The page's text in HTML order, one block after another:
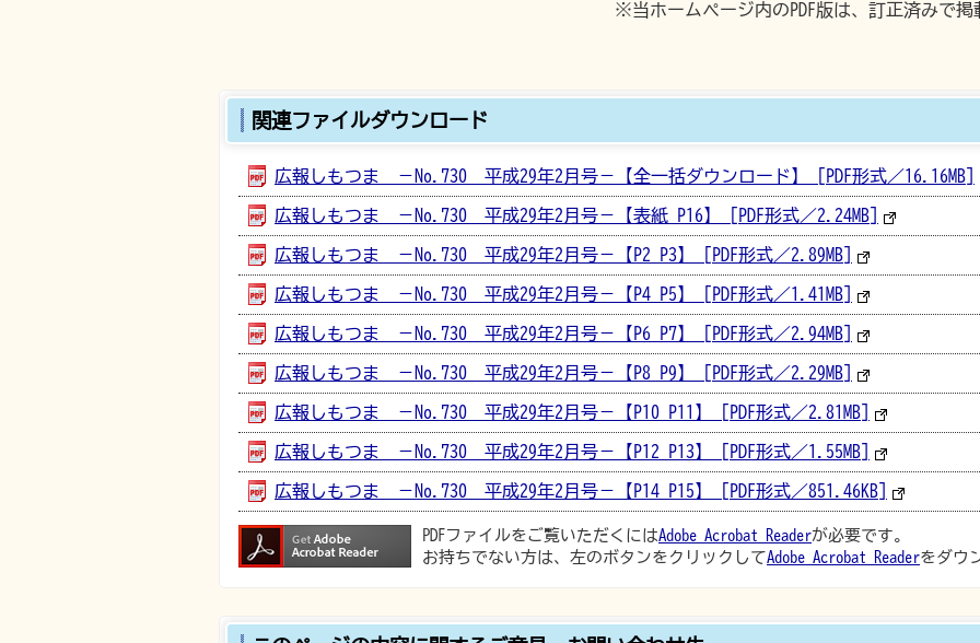
※当ホームページ内のPDF版は、訂正済みで掲
関連ファイルダウンロード
広報しもつま －No.730 平成29年2月号－【全一括ダウンロード】 [PDF形式／16.16MB]
広報しもつま －No.730 平成29年2月号－【表紙_P16】 [PDF形式／2.24MB]
広報しもつま －No.730 平成29年2月号－【P2_P3】 [PDF形式／2.89MB]
広報しもつま －No.730 平成29年2月号－【P4_P5】 [PDF形式／1.41MB]
広報しもつま －No.730 平成29年2月号－【P6_P7】 [PDF形式／2.94MB]
広報しもつま －No.730 平成29年2月号－【P8_P9】 [PDF形式／2.29MB]
広報しもつま －No.730 平成29年2月号－【P10_P11】 [PDF形式／2.81MB]
広報しもつま －No.730 平成29年2月号－【P12_P13】 [PDF形式／1.55MB]
広報しもつま －No.730 平成29年2月号－【P14_P15】 [PDF形式／851.46KB]
PDFファイルをご覧いただくにはAdobe Acrobat Readerが必要です。
お持ちでない方は、左のボタンをクリックしてAdobe Acrobat Readerをダウ